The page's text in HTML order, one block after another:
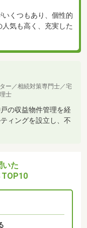
くつもあり、個性的
気も高く、充実した
ー／相続対策専門士／宅
士
の収益物件管理を経
ィングを設立し、不
いた